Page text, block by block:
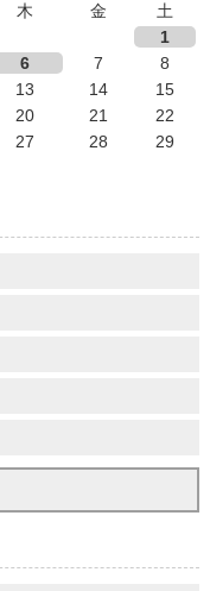
木 金
土
1
6 7
8
13 14
15
20 21
22
27 28
29